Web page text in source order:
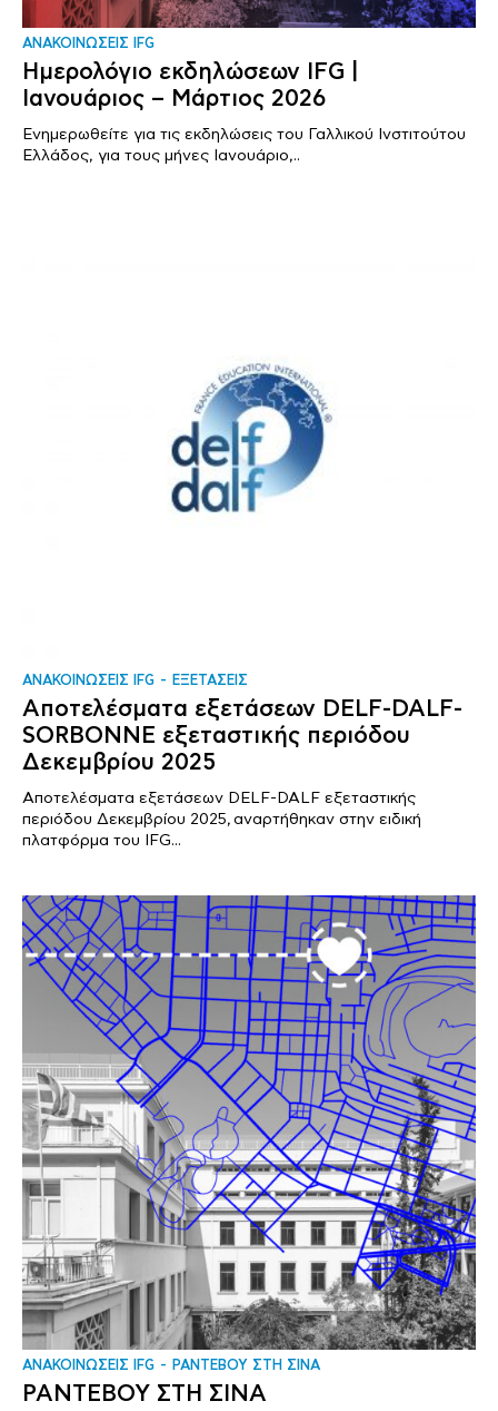
ΑΝΑΚΟΙΝΩΣΕΙΣ IFG
Ημερολόγιο εκδηλώσεων IFG |
Ιανουάριος – Μάρτιος 2026
Ενημερωθείτε για τις εκδηλώσεις του Γαλλικού Ινστιτούτου
Ελλάδος, για τους μήνες Ιανουάριο,..
ΑΝΑΚΟΙΝΩΣΕΙΣ IFG ΕΞΕΤΑΣΕΙΣ
Αποτελέσματα εξετάσεων DELF-DALF-
SORBONNE εξεταστικής περιόδου
Δεκεμβρίου 2025
Αποτελέσματα εξετάσεων DELF-DALF εξεταστικής
περιόδου Δεκεμβρίου 2025, αναρτήθηκαν στην ειδική
πλατφόρμα του IFG...
ΑΝΑΚΟΙΝΩΣΕΙΣ IFG ΡΑΝΤΕΒΟΥ ΣΤΗ ΣΙΝΑ
ΡΑΝΤΕΒΟΥ ΣΤΗ ΣΙΝΑ